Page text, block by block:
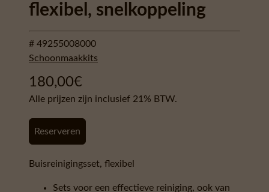
flexibel, snelkoppeling
# 49255008000
Schoonmaakkits
180,00€
Alle prijzen zijn inclusief 21% BTW.
Reserveren
Buisreinigingsset, flexibel
Sets voor een effectieve reiniging, ook van